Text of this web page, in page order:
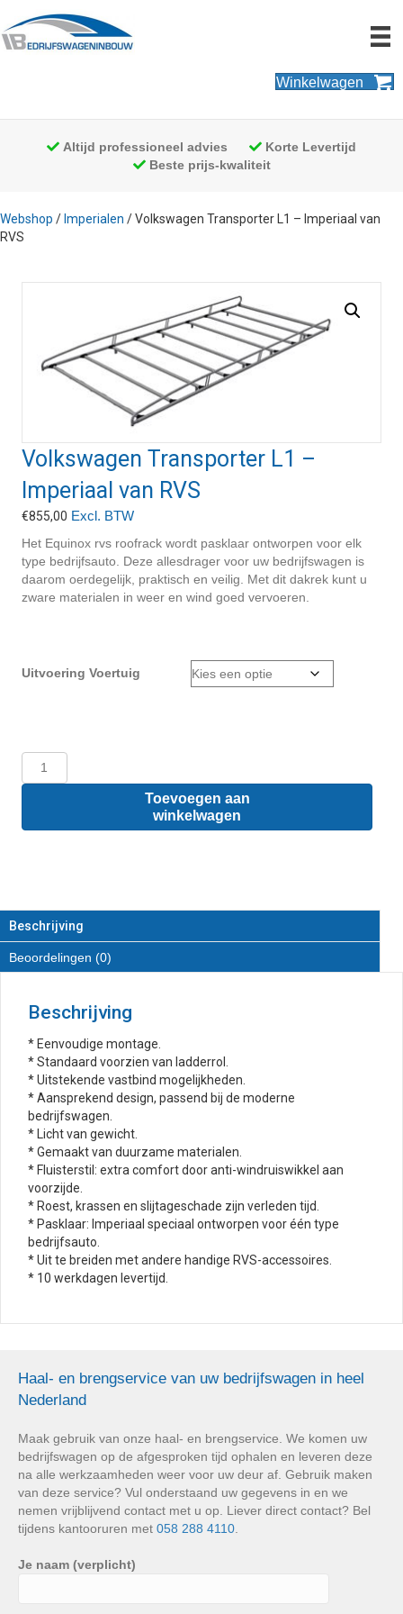
Winkelwagen
Altijd professioneel advies
Korte Levertijd
Beste prijs-kwaliteit
Webshop / Imperialen / Volkswagen Transporter L1 – Imperiaal van
RVS
Volkswagen Transporter L1 –
Imperiaal van RVS
€855,00 Excl. BTW
Het Equinox rvs roofrack wordt pasklaar ontworpen voor elk
type bedrijfsauto. Deze allesdrager voor uw bedrijfswagen is
daarom oerdegelijk, praktisch en veilig. Met dit dakrek kunt u
zware materialen in weer en wind goed vervoeren.
Uitvoering Voertuig
Volkswagen
Transporter
Imperiaal
Toevoegen aan
winkelwagen
Beschrijving
Beoordelingen (0)
Beschrijving
* Eenvoudige montage.
* Standaard voorzien van ladderrol.
* Uitstekende vastbind mogelijkheden.
* Aansprekend design, passend bij de moderne
bedrijfswagen.
* Licht van gewicht.
* Gemaakt van duurzame materialen.
* Fluisterstil: extra comfort door anti-windruiswikkel aan
voorzijde.
* Roest, krassen en slijtageschade zijn verleden tijd.
* Pasklaar: Imperiaal speciaal ontworpen voor één type
bedrijfsauto.
* Uit te breiden met andere handige RVS-accessoires.
* 10 werkdagen levertijd.
Haal- en brengservice van uw bedrijfswagen in heel
Nederland
Maak gebruik van onze haal- en brengservice. We komen uw
bedrijfswagen op de afgesproken tijd ophalen en leveren deze
na alle werkzaamheden weer voor uw deur af. Gebruik maken
van deze service? Vul onderstaand uw gegevens in en we
nemen vrijblijvend contact met u op. Liever direct contact? Bel
tijdens kantooruren met 058 288 4110
Je naam (verplicht)